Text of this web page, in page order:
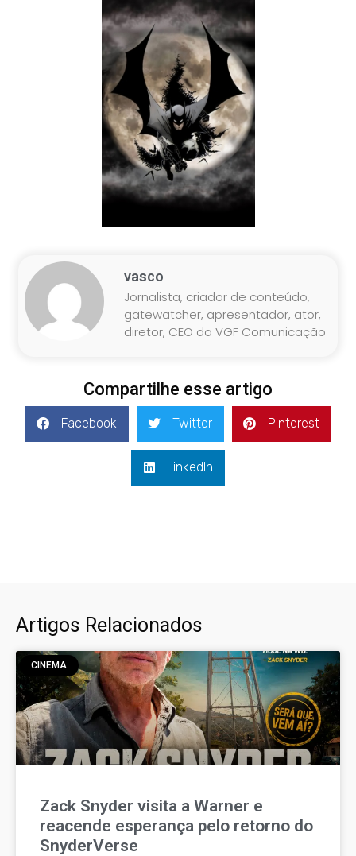
vasco
Jornalista, criador de conteúdo,
gatewatcher, apresentador, ator,
diretor, CEO da VGF Comunicação
Compartilhe esse artigo
Facebook Twitter Pinterest
LinkedIn
Artigos Relacionados
CINEMA
Zack Snyder visita a Warner e
reacende esperança pelo retorno do
SnyderVerse